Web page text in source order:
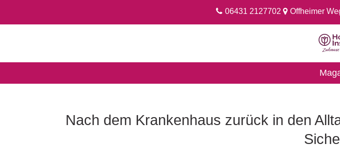
06431 2127702 Offheimer
-
Nach dem Krankenhaus zurück in den